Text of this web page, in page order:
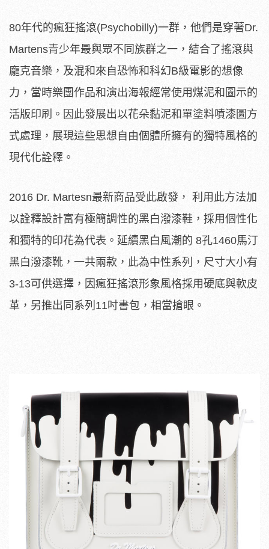
80年代的瘋狂搖滾(Psychobilly)一群，他們是穿著Dr.
Martens青少年最與眾不同族群之一，結合了搖滾與
龐克音樂，及混和來自恐怖和科幻B級電影的想像
力，當時樂團作品和演出海報經常使用煤泥和圖示的
活版印刷。因此發展出以花朵黏泥和單塗料噴漆圖方
式處理，展現這些思想自由個體所擁有的獨特風格的
現代化詮釋。
2016 Dr. Martesn最新商品受此啟發， 利用此方法加
以詮釋設計富有極簡調性的黑白潑漆鞋，採用個性化
和獨特的印花為代表。延續黑白風潮的 8孔1460馬汀
黑白潑漆靴，一共兩款，此為中性系列，尺寸大小有
3-13可供選擇，因瘋狂搖滾形象風格採用硬底與軟皮
革，另推出同系列11吋書包，相當搶眼。